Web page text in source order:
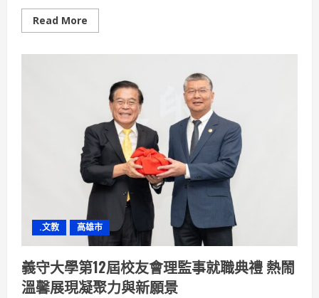
Read More
more
超
值
優
惠
限
時
14
天
特
定
航
線
最
低
2,977
元
起！
.文教 高雄市
義守大學第12屆校友會理監事就職典禮 熱鬧
溫馨展現凝聚力與新願景